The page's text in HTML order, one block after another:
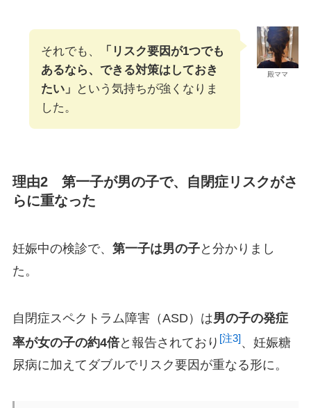
殿ママ
それでも、
「リスク要因が1つでも
あるなら、できる対策はしておき
たい」
という気持ちが強くなりま
した。
理由2 第一子が男の子で、自閉症リスクがさ
らに重なった
妊娠中の検診で、 第一子は男の子と分かりまし
た。
自閉症スペクトラム障害（ASD）は男の子の発症
率が女の子の約4倍と報告されており [注3]、妊娠糖
尿病に加えてダブルでリスク要因が重なる形に。